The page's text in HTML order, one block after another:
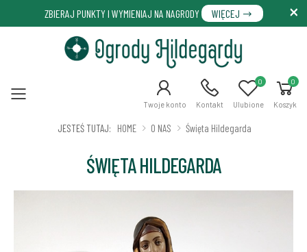
ZBIERAJ PUNKTY I WYMIENIAJ NA NAGRODY WIĘCEJ
Menu Twoje konto Kontakt Ulubione
0 0
Koszyk
JESTEŚ TUTAJ: HOME O NAS Święta Hildegarda
ŚWIĘTA HILDEGARDA